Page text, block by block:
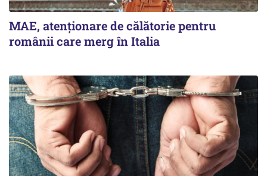
MAE, atenționare de călătorie pentru
românii care merg în Italia